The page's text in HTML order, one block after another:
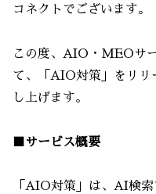
コネクトでございます。
この度、AIO・MEOサ
て、「AIO対策」をリリ
し上げます。
■サービス概要
「AIO対策」は、AI検